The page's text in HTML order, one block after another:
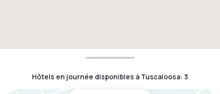
Hôtels en journée disponibles à Tuscaloosa: 3